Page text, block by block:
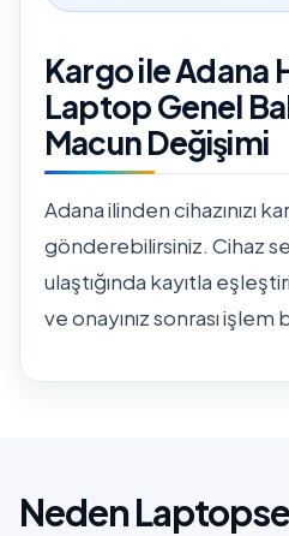
Kargo ile Adana
Laptop Genel
Macun Değişimi
Adana ilinden cihazınızı
gönderebilirsiniz. Cihaz
ulaştığında kayıtla
ve onayınız sonrası işlem
Neden